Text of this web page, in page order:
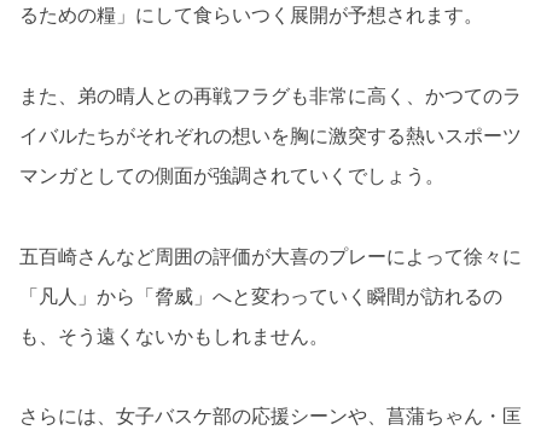
るための糧」にして食らいつく展開が予想されます。
また、弟の晴人との再戦フラグも非常に高く、かつてのラ
イバルたちがそれぞれの想いを胸に激突する熱いスポーツ
マンガとしての側面が強調されていくでしょう。
五百崎さんなど周囲の評価が大喜のプレーによって徐々に
「凡人」から「脅威」へと変わっていく瞬間が訪れるの
も、そう遠くないかもしれません。
さらには、女子バスケ部の応援シーンや、菖蒲ちゃん・匡